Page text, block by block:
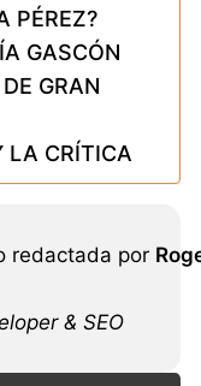
PÉREZ?
GASCÓN
GRAN
LA CRÍTICA
redactada por
& SEO